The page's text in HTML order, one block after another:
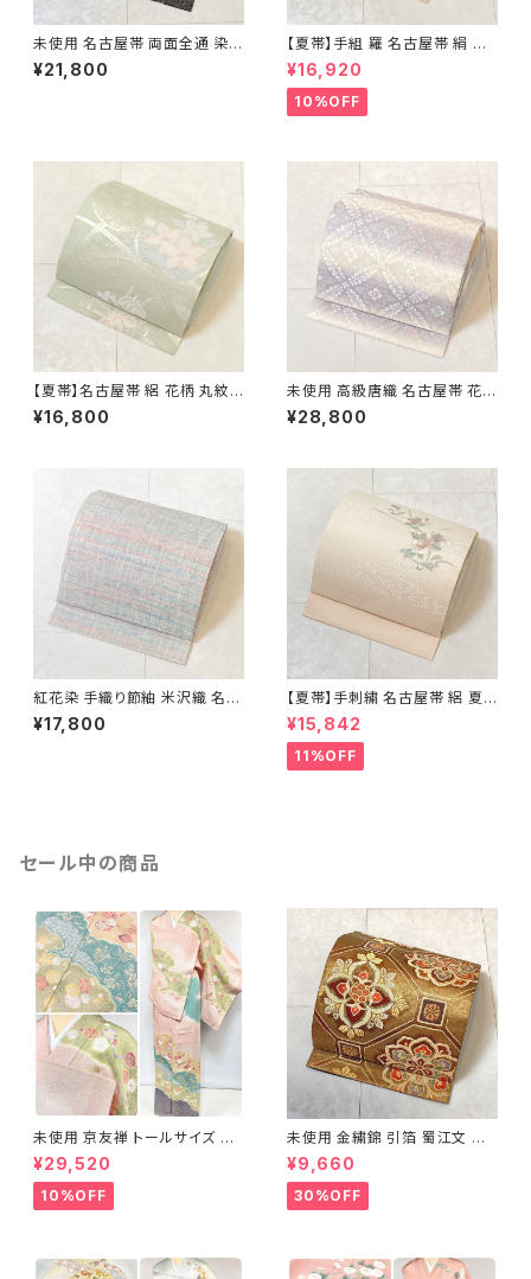
未使用 名古屋帯 両面全通 染め
帯 銀通し 金彩 華文 宝相華 正
絹 黒 青紫 赤紫 685
¥21,800
【夏帯】手組 羅 名古屋帯 絹 生
成り色 ピンク 黄緑 639
¥16,920
10%OFF
【夏帯】名古屋帯 絽 花柄 丸紋
絹 銀糸 黄緑 水色 ピンク パス
テル 542
¥16,800
未使用 高級唐織 名古屋帯 花菱
正絹 白 紫 パステルカラー 藤色
704
¥28,800
紅花染 手織り節紬 米沢織 名古
屋帯 正絹 ピンク 青 水色 629
¥17,800
【夏帯】手刺繍 名古屋帯 絽 夏
椿 絹 銀箔 白 クリーム ピンク
638
¥15,842
11%OFF
セール中の商品
未使用 京友禅 トールサイズ 染
め分け 金彩 訪問着 袷 正絹 ピ
ンク 黄緑 紫 黄色 1438
¥29,520
10%OFF
未使用 金繍錦 引箔 蜀江文 唐
織 華紋 袋帯 正絹 金糸 ゴール
ド 赤 紫 710
¥9,660
30%OFF